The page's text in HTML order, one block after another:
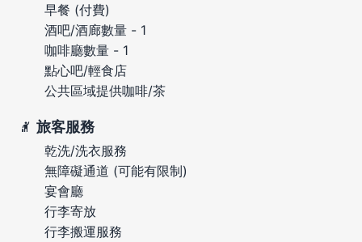
早餐 (付費)
酒吧/酒廊數量 - 1
咖啡廳數量 - 1
點心吧/輕食店
公共區域提供咖啡/茶
旅客服務
乾洗/洗衣服務
無障礙通道 (可能有限制)
宴會廳
行李寄放
行李搬運服務